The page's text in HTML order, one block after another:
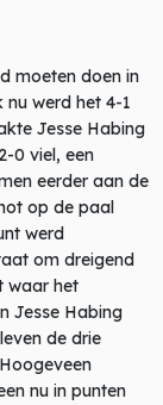
moeten doen in
nu werd het 4-1
Jesse Habing
0 viel, een
eerder aan de
op de paal
werd
om dreigend
waar het
Jesse Habing
de drie
nu in punten